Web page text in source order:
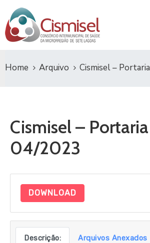
Home Arquivo Cismisel –
Cismisel –
04/2023
DOWNLOAD
Descrição: Arquivos Anexados